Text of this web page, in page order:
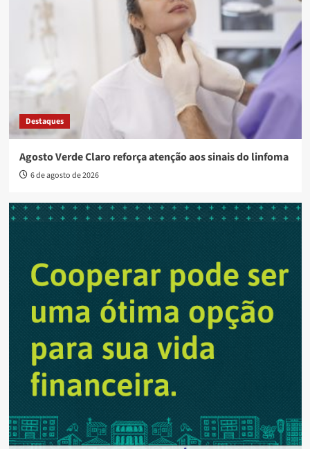
Destaques
Agosto Verde Claro reforça atenção aos sinais do linfoma
6 de agosto de 2026